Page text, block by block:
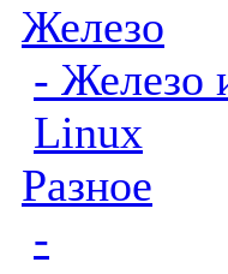
Железо
- Железо
Linux
Разное
-